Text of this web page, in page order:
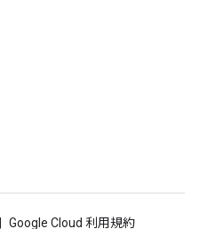
Google Cloud 利用規約